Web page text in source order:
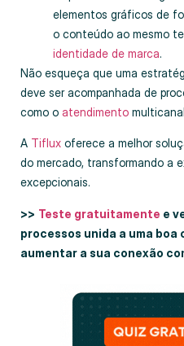
elementos gráficos de
o conteúdo ao mesmo
identidade de marca.
Não esqueça que uma
deve ser acompanhada de
como o atendimento
A Tiflux oferece a melhor
do mercado, transformando a
excepcionais.
>> Teste gratuitamente e
processos unida a uma
aumentar a sua conexão